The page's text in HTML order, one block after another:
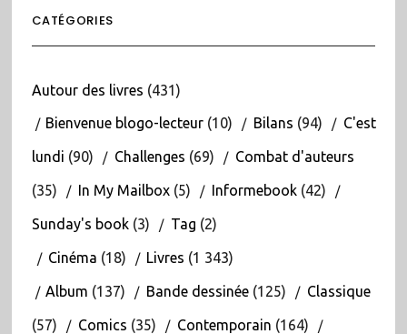
CATÉGORIES
Autour des livres (431)
Bienvenue blogo-lecteur(10) Bilans (94) C'est
lundi (90) Challenges (69) Combat d'auteurs
(35) In My Mailbox(5) Informebook(42)
Sunday's book(3) Tag (2)
Cinéma (18) Livres (1 343)
Album (137) Bande dessinée(125) Classique
(57) Comics (35) Contemporain (164)